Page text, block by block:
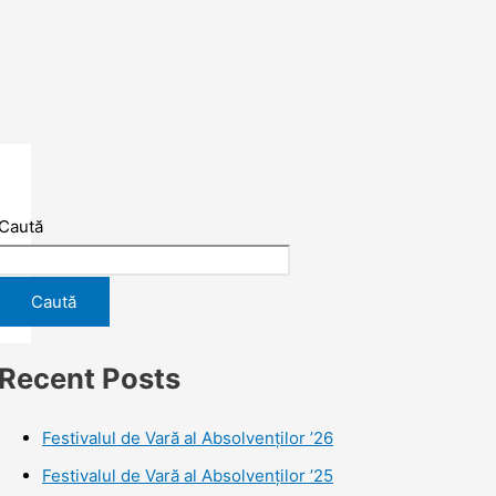
Caută
Posts
Festivalul de Vară al Absolvenților ’26
Festivalul de Vară al Absolvenților ’25